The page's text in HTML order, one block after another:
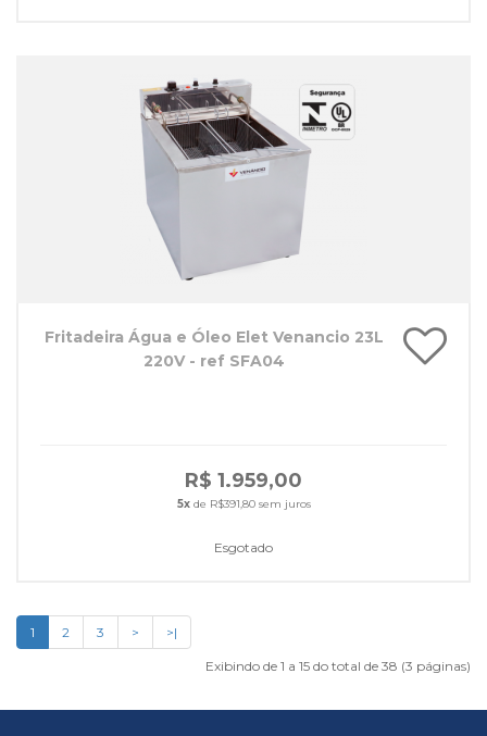
Fritadeira Água e Óleo Elet Venancio 23L
220V - ref SFA04
R$ 1.959,00
5xde R$391,80 sem juros
Esgotado
1 2 3 > >|
Exibindo de 1 a 15 do total de 38 (3 páginas)